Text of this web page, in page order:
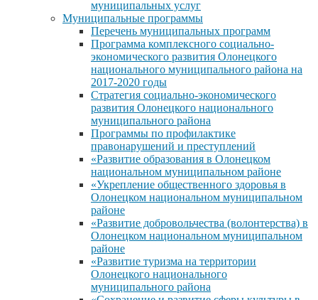
муниципальных услуг
Муниципальные программы
Перечень муниципальных программ
Программа комплексного социально-
экономического развития Олонецкого
национального муниципального района на
2017-2020 годы
Стратегия социально-экономического
развития Олонецкого национального
муниципального района
Программы по профилактике
правонарушений и преступлений
«Развитие образования в Олонецком
национальном муниципальном районе
«Укрепление общественного здоровья в
Олонецком национальном муниципальном
районе
«Развитие добровольчества (волонтерства) в
Олонецком национальном муниципальном
районе
«Развитие туризма на территории
Олонецкого национального
муниципального района